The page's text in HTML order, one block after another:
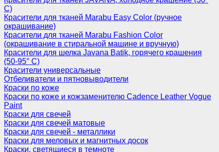
С)
Красители для тканей Marabu Easy Color (ручное
окрашивание)
Красители для тканей Marabu Fashion Color
(окрашивание в стиральной машине и вручную)
Красители для шелка Javana Batik, горячего крашения
(50-95° С)
Красители универсальные
Отбеливатели и пятновыводители
Краски по коже
Краски по коже и кожзаменителю Cadence Leather Vogue
Paint
Краски для свечей
Краски для свечей матовые
Краски для свечей - металлики
Краски для меловых и магнитных досок
Краски, светящиеся в темноте